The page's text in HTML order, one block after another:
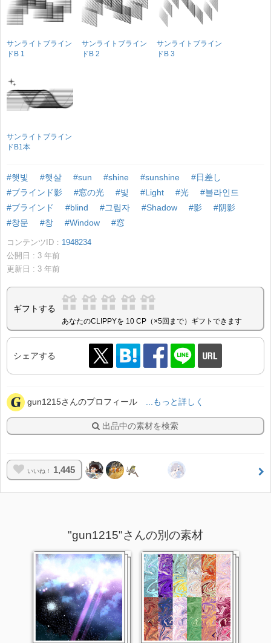
サンライトブライン
ドB 1
サンライトブライン
ドB 2
サンライトブライン
ドB 3
サンライトブライン
ドB1本
#햇빛 #햇살 #sun #shine #sunshine
#日差し
#ブラインド影
#窓の光 #빛 #Light #光
#블라인드
#ブラインド
#blind #그림자 #Shadow #影
#阴影
#창문
#창 #Window #窓
コンテンツID： 1948234
公開日 : 3 年前
更新日 : 3 年前
ギフトする
あなたのCLIPPYを 10 CP（×5回まで）ギフトできます
シェアする
gun1215さんのプロフィール ...もっと詳しく
出品中の素材を検索
いいね！ 1,445
"gun1215"さんの別の素材